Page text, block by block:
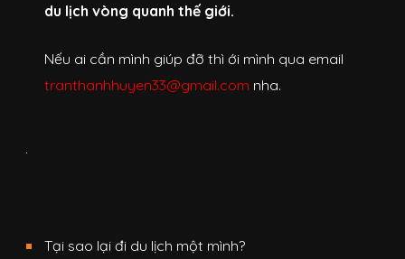
du lịch vòng quanh thế giới.
Nếu ai cần mình giúp đỡ thì ới mình qua email
tranthanhhuyen33@gmail.com nha.
Tại sao lại đi du lịch một mình?